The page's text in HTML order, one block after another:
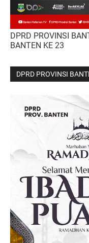
DPRD PROVINSI
BANTEN KE 23
DPRD PROVINSI